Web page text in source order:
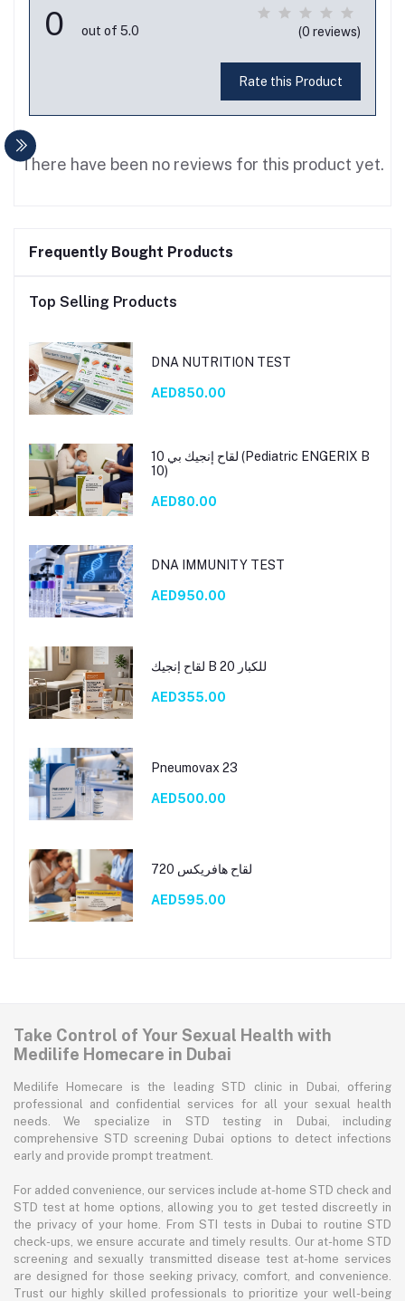
0 out of 5.0 (0 reviews)
Rate this Product
There have been no reviews for this product yet.
Frequently Bought Products
Top Selling Products
DNA NUTRITION TEST
AED850.00
لقاح إنجيك بي 10 (Pediatric ENGERIX B
10)
AED80.00
DNA IMMUNITY TEST
AED950.00
لقاح إنجيك B 20 للكبار
AED355.00
Pneumovax 23
AED500.00
لقاح هافريكس 720
AED595.00
Take Control of Your Sexual Health with
Medilife Homecare in Dubai
Medilife Homecare is the leading STD clinic in Dubai, offering
professional and confidential services for all your sexual health
needs. We specialize in STD testing in Dubai, including
comprehensive STD screening Dubai options to detect infections
early and provide prompt treatment.
For added convenience, our services include at-home STD check and
STD test at home options, allowing you to get tested discreetly in
the privacy of your home. From STI tests in Dubai to routine STD
check-ups, we ensure accurate and timely results. Our at-home STD
screening and sexually transmitted disease test at-home services
are designed for those seeking privacy, comfort, and convenience.
Trust our highly skilled professionals to prioritize your well-being